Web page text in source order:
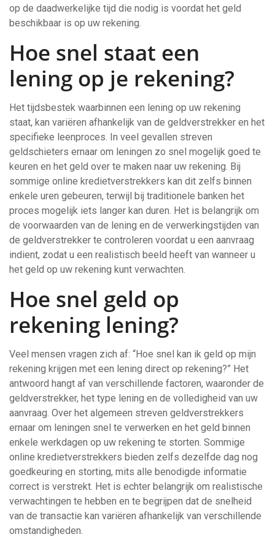
op de daadwerkelijke tijd die nodig is voordat het geld
beschikbaar is op uw rekening.
Hoe snel staat een
lening op je rekening?
Het tijdsbestek waarbinnen een lening op uw rekening
staat, kan variëren afhankelijk van de geldverstrekker en het
specifieke leenproces. In veel gevallen streven
geldschieters ernaar om leningen zo snel mogelijk goed te
keuren en het geld over te maken naar uw rekening. Bij
sommige online kredietverstrekkers kan dit zelfs binnen
enkele uren gebeuren, terwijl bij traditionele banken het
proces mogelijk iets langer kan duren. Het is belangrijk om
de voorwaarden van de lening en de verwerkingstijden van
de geldverstrekker te controleren voordat u een aanvraag
indient, zodat u een realistisch beeld heeft van wanneer u
het geld op uw rekening kunt verwachten.
Hoe snel geld op
rekening lening?
Veel mensen vragen zich af: “Hoe snel kan ik geld op mijn
rekening krijgen met een lening direct op rekening?” Het
antwoord hangt af van verschillende factoren, waaronder de
geldverstrekker, het type lening en de volledigheid van uw
aanvraag. Over het algemeen streven geldverstrekkers
ernaar om leningen snel te verwerken en het geld binnen
enkele werkdagen op uw rekening te storten. Sommige
online kredietverstrekkers bieden zelfs dezelfde dag nog
goedkeuring en storting, mits alle benodigde informatie
correct is verstrekt. Het is echter belangrijk om realistische
verwachtingen te hebben en te begrijpen dat de snelheid
van de transactie kan variëren afhankelijk van verschillende
omstandigheden.